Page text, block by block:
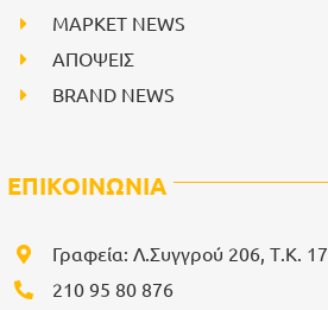
ΜΑΡΚΕΤ NEWS
ΑΠΟΨΕΙΣ
BRAND NEWS
ΕΠΙΚΟΙΝΩΝΙΑ
Γραφεία: Λ.Συγγρού 206, Τ.Κ.
210 95 80 876